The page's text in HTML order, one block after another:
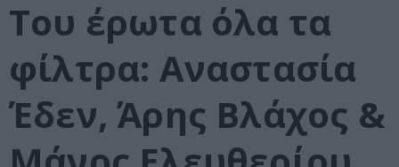
Του έρωτα όλα τα
φίλτρα: Αναστασία
Έδεν, Άρης Βλάχος &